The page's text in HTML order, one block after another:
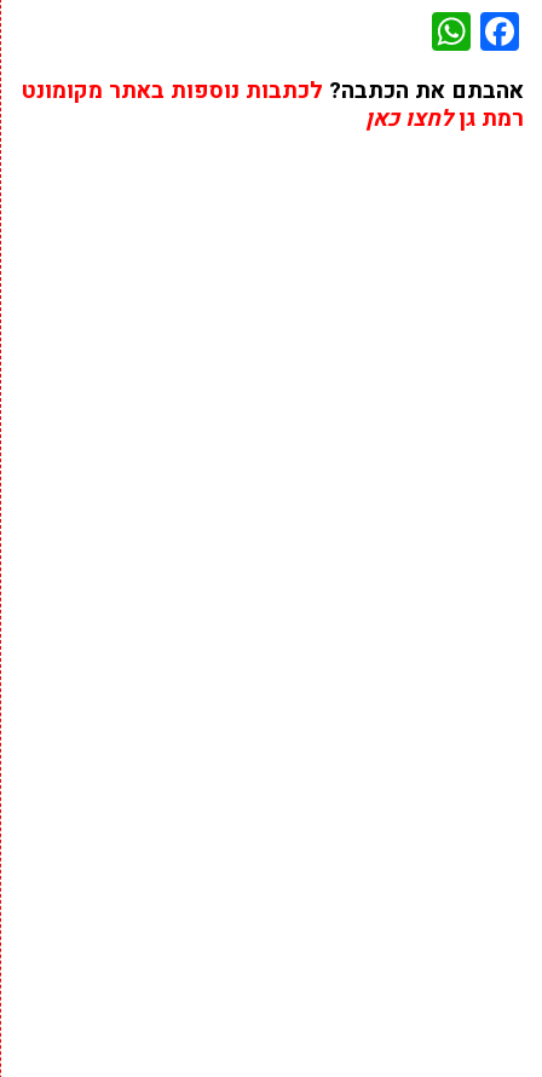
Facebook
אהבתם את הכתבה? לכתבות נוספות באתר מקומונט
רמת גןלחצו כאן